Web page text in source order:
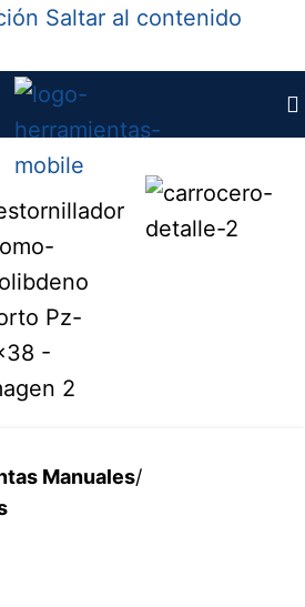
Saltar al contenido
ampliar
Manuales/